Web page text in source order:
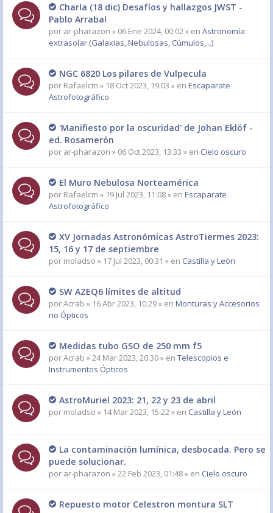
Charla (18 dic) Desafíos y hallazgos JWST -
Pablo Arrabal
por ar-pharazon » 06 Ene 2024, 00:02 » en Astronomía
extrasolar (Galaxias, Nebulosas, Cúmulos,...)
NGC 6820 Los pilares de Vulpecula
por Rafaelcm » 18 Oct 2023, 19:03 » en Escaparate
Astrofotográfico
'Manifiesto por la oscuridad' de Johan Eklöf -
ed. Rosamerón
por ar-pharazon » 06 Oct 2023, 13:33 » en Cielo oscuro
El Muro Nebulosa Norteamérica
por Rafaelcm » 19 Jul 2023, 11:08 » en Escaparate
Astrofotográfico
XV Jornadas Astronómicas AstroTiermes 2023:
15, 16 y 17 de septiembre
por moladso » 17 Jul 2023, 00:31 » en Castilla y León
SW AZEQ6 límites de altitud
porAcrab » 16 Abr 2023, 10:29 » en Monturas y Accesorios
no Ópticos
Medidas tubo GSO de 250 mm f5
porAcrab » 24 Mar 2023, 20:30 » en Telescopios e
Instrumentos Ópticos
AstroMuriel 2023: 21, 22 y 23 de abril
por moladso » 14 Mar 2023, 15:22 » en Castilla y León
La contaminación lumínica, desbocada. Pero se
puede solucionar.
por ar-pharazon » 22 Feb 2023, 01:48 » en Cielo oscuro
Repuesto motor Celestron montura SLT